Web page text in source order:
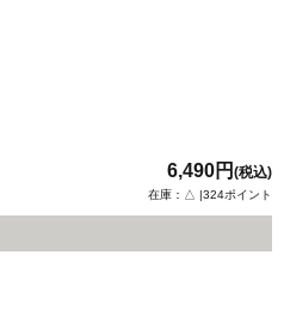
6,490円 (税込)
在庫：△ |324ポイント